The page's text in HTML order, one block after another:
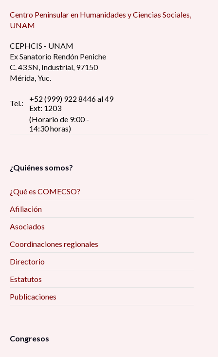
Centro Peninsular en Humanidades y Ciencias Sociales,
UNAM
CEPHCIS - UNAM
Ex Sanatorio Rendón Peniche
C. 43 SN, Industrial, 97150
Mérida, Yuc.
Tel.:
+52 (999) 922 8446 al 49
Ext: 1203
(Horario de 9:00 -
14:30 horas)
¿Quiénes somos?
¿Qué es COMECSO?
Afiliación
Asociados
Coordinaciones regionales
Directorio
Estatutos
Publicaciones
Congresos